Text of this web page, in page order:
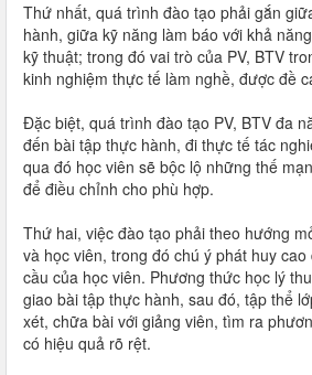
Thứ nhất, quá trình đào tạo phải gắn
hành, giữa kỹ năng làm báo với khả
kỹ thuật; trong đó vai trò của PV, BTV
kinh nghiệm thực tế làm nghề, được đề
Đặc biệt, quá trình đào tạo PV, BTV đa
đến bài tập thực hành, đi thực tế tác
qua đó học viên sẽ bộc lộ những thế
để điều chỉnh cho phù hợp.
Thứ hai, việc đào tạo phải theo hướng
và học viên, trong đó chú ý phát huy
cầu của học viên. Phương thức học lý
giao bài tập thực hành, sau đó, tập thể
xét, chữa bài với giảng viên, tìm ra
có hiệu quả rõ rệt.